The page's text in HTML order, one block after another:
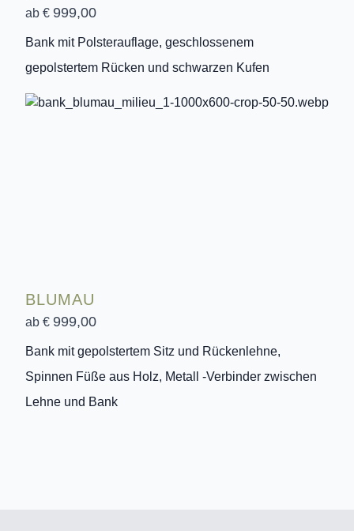
ab € 999,00
Bank mit Polsterauflage, geschlossenem
gepolstertem Rücken und schwarzen Kufen
BLUMAU
ab € 999,00
Bank mit gepolstertem Sitz und Rückenlehne,
Spinnen Füße aus Holz, Metall -Verbinder zwischen
Lehne und Bank